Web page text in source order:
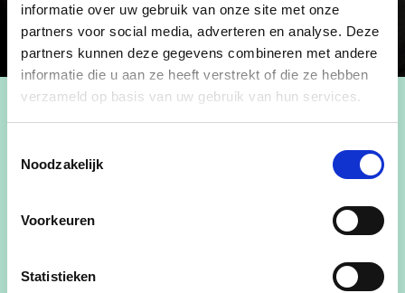
informatie over uw gebruik van onze site met onze
partners voor social media, adverteren en analyse. Deze
partners kunnen deze gegevens combineren met andere
informatie die u aan ze heeft verstrekt of die ze hebben
verzameld op basis van uw gebruik van hun services.
Noodzakelijk
Voorkeuren
Statistieken
Gemeenteraadslid, fractievoorzitter en lijsttrekker
Mijn naam is Herman Depré. Ik ben getrouwd
met Katrien Spaas en fiere papa van een
dochter, twee zonen en fiere pluspapa van